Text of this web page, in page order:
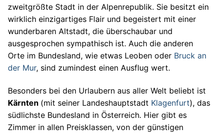
zweitgrößte Stadt in der Alpenrepublik. Sie besitzt ein
wirklich einzigartiges Flair und begeistert mit einer
wunderbaren Altstadt, die überschaubar und
ausgesprochen sympathisch ist. Auch die anderen
Orte im Bundesland, wie etwas Leoben oder Bruck an
der Mur, sind zumindest einen Ausflug wert.
Besonders bei den Urlaubern aus aller Welt beliebt ist
Kärnten (mit seiner Landeshauptstadt Klagenfurt), das
südlichste Bundesland in Österreich. Hier gibt es
Zimmer in allen Preisklassen, von der günstigen